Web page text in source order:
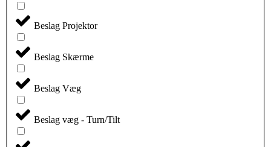
Beslag Projektor
Beslag Skærme
Beslag Væg
Beslag væg - Turn/Tilt